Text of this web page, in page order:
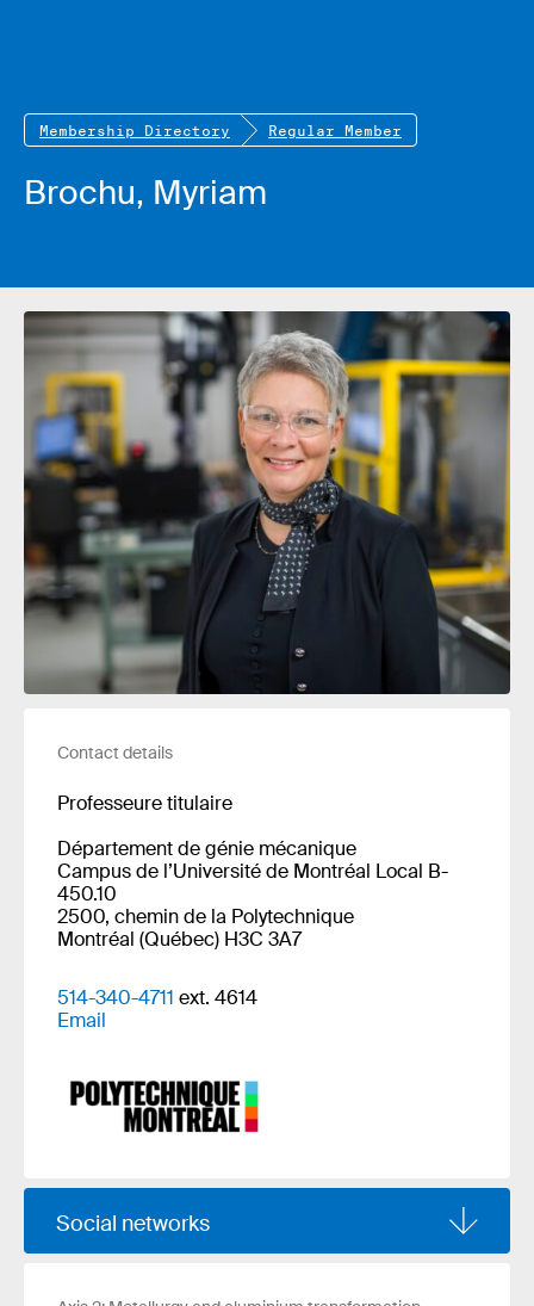
Membership Directory Regular Member
Brochu, Myriam
Contact details
Professeure titulaire
Département de génie mécanique
Campus de l’Université de Montréal Local B-
450.10
2500, chemin de la Polytechnique
Montréal (Québec) H3C 3A7
514-340-4711 ext. 4614
Email
Social networks